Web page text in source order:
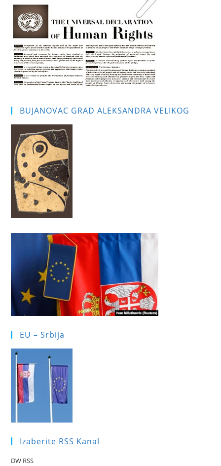
BUJANOVAC GRAD ALEKSANDRA VELIKOG
EU – Srbija
Izaberite RSS Kanal
DW RSS